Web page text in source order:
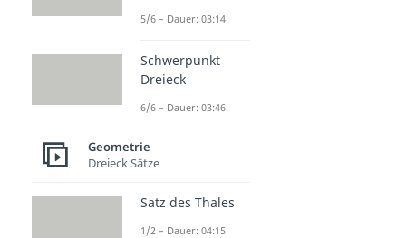
5/6 – Dauer: 03:14
Schwerpunkt
Dreieck
6/6 – Dauer: 03:46
Geometrie
Dreieck Sätze
Satz des Thales
1/2 – Dauer: 04:15